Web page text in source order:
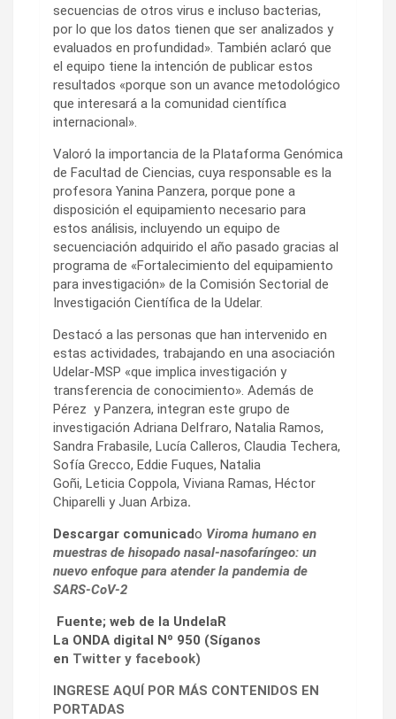
secuencias de otros virus e incluso bacterias,
por lo que los datos tienen que ser analizados y
evaluados en profundidad». También aclaró que
el equipo tiene la intención de publicar estos
resultados «porque son un avance metodológico
que interesará a la comunidad científica
internacional».
Valoró la importancia de la Plataforma Genómica
de Facultad de Ciencias, cuya responsable es la
profesora Yanina Panzera, porque pone a
disposición el equipamiento necesario para
estos análisis, incluyendo un equipo de
secuenciación adquirido el año pasado gracias al
programa de «Fortalecimiento del equipamiento
para investigación» de la Comisión Sectorial de
Investigación Científica de la Udelar.
Destacó a las personas que han intervenido en
estas actividades, trabajando en una asociación
Udelar-MSP «que implica investigación y
transferencia de conocimiento». Además de
Pérez y Panzera, integran este grupo de
investigación Adriana Delfraro, Natalia Ramos,
Sandra Frabasile, Lucía Calleros, Claudia Techera,
Sofía Grecco, Eddie Fuques, Natalia
Goñi, Leticia Coppola, Viviana Ramas, Héctor
Chiparelli y Juan Arbiza.
Descargar comunicado Viroma humano en
muestras de hisopado nasal-nasofaríngeo: un
nuevo enfoque para atender la pandemia de
SARS-CoV-2
Fuente; web de la UndelaR
La ONDA digital Nº 950 (Síganos
en Twitter y facebook)
INGRESE AQUÍ POR MÁS CONTENIDOS EN
PORTADAS